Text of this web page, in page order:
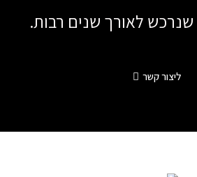
שנרכש לאורך שנים רבות.
ליצור קשר